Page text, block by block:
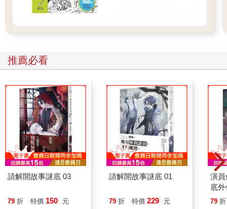
推薦必看
請解開故事謎底 03
79 折 特價 150 元
請解開故事謎底 01
79 折 特價 229 元
演
底
79 折